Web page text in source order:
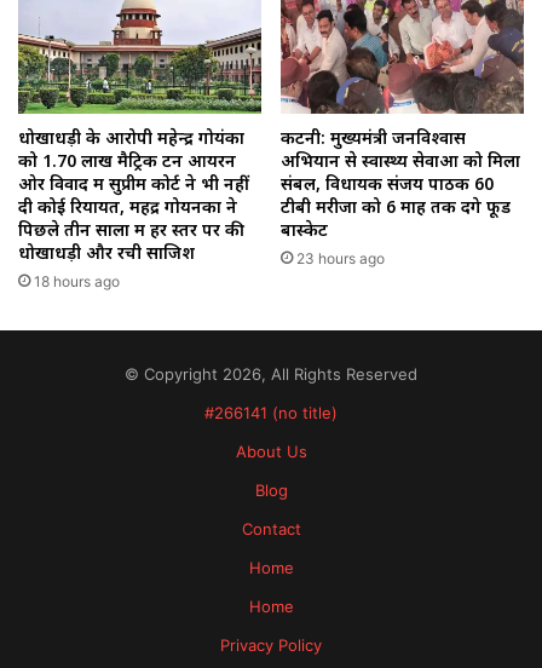
धोखाधड़ी के आरोपी महेन्द्र गोयंका
को 1.70 लाख मैट्रिक टन आयरन
ओर विवाद में सुप्रीम कोर्ट ने भी नहीं
दी कोई रियायत, महेंद्र गोयनका ने
पिछले तीन सालों में हर स्तर पर की
धोखाधड़ी और रची साजिश
18 hours ago
कटनी: मुख्यमंत्री जनविश्वास
अभियान से स्वास्थ्य सेवाओं को मिला
संबल, विधायक संजय पाठक 60
टीबी मरीजों को 6 माह तक देंगे फूड
बास्केट
23 hours ago
© Copyright 2026, All Rights Reserved
#266141 (no title)
About Us
Blog
Contact
Home
Home
Privacy Policy